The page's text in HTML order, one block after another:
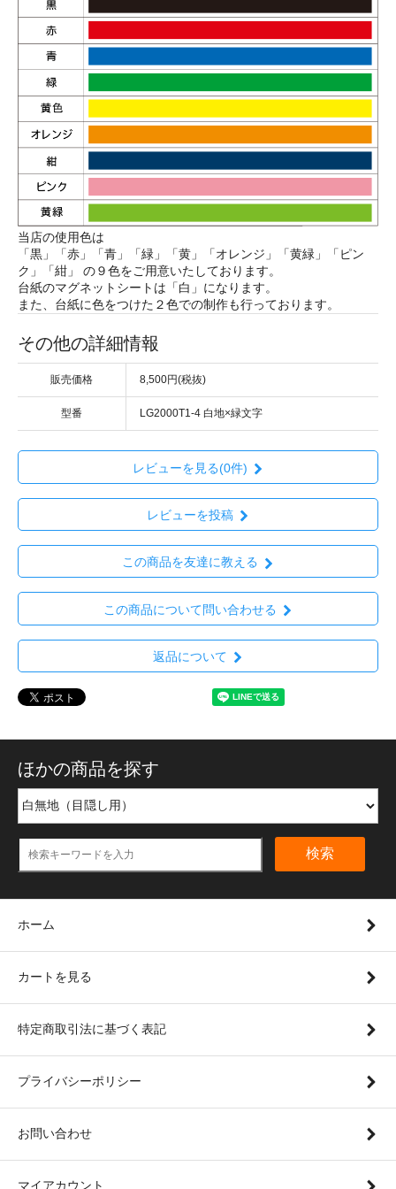
当店の使用色は
「黒」「赤」「青」「緑」「黄」「オレンジ」「黄緑」「ピン
ク」「紺」 の９色をご用意いたしております。
台紙のマグネットシートは「白」になります。
また、台紙に色をつけた２色での制作も行っております。
その他の詳細情報
販売価格 8,500円(税抜)
型番 LG2000T1-4 白地×緑文字
レビューを見る(0件)
レビューを投稿
この商品を友達に教える
この商品について問い合わせる
返品について
ほかの商品を探す
検索
ホーム
カートを見る
特定商取引法に基づく表記
プライバシーポリシー
お問い合わせ
マイアカウント